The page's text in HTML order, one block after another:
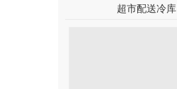
超市配送冷库